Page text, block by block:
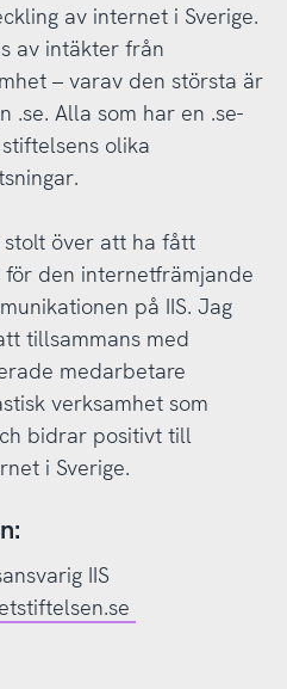
av internet i Sverige.
av intäkter från
– varav den största är
.se. Alla som har en .se-
olika
över att ha fått
den internetfrämjande
på IIS. Jag
tillsammans med
medarbetare
verksamhet som
bidrar positivt till
i Sverige.
IIS